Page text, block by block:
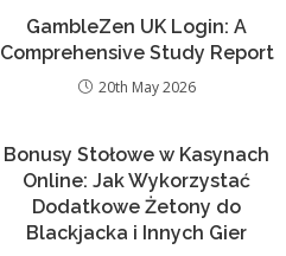
GambleZen UK Login: A
Comprehensive Study Report
20th May 2026
Bonusy Stołowe w Kasynach
Online: Jak Wykorzystać
Dodatkowe Żetony do
Blackjacka i Innych Gier